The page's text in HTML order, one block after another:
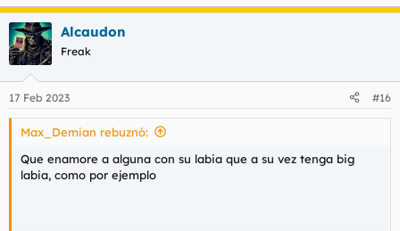
e
a
c
c
i
e
s
Alcaudon
Freak
17 Feb 2023 #16
Max_Demian rebuznó:
Que enamore a alguna con su labia que a su vez tenga big
labia, como por ejemplo